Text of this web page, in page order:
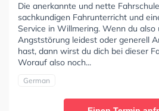
Die anerkannte und nette
sachkundigen Fahrunterricht und
Service in Willmering. Wenn du also
Angststörung leidest oder generell
hast, dann wirst du dich bei dieser
Worauf also noch...
German